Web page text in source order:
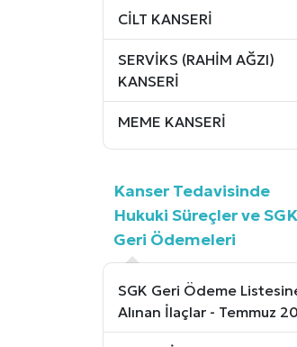
CİLT KANSERİ
SERVİKS (RAHİM AĞZI)
KANSERİ
MEME KANSERİ
Kanser Tedavisinde
Hukuki Süreçler ve SGK
Geri Ödemeleri
SGK Geri Ödeme
Alınan İlaçlar - Temmuz